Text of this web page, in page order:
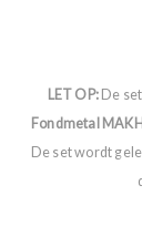
LET OP:De
Fondmetal
De set wordt